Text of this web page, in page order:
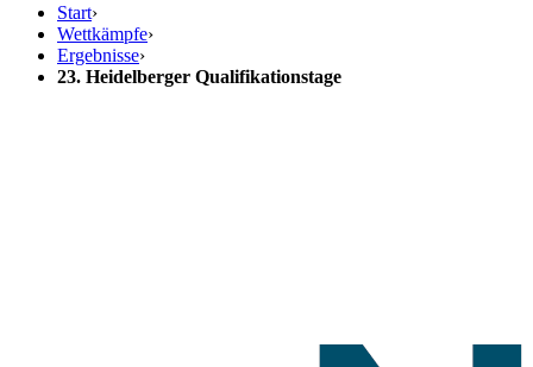
Start›
Wettkämpfe›
Ergebnisse›
23. Heidelberger Qualifikationstage